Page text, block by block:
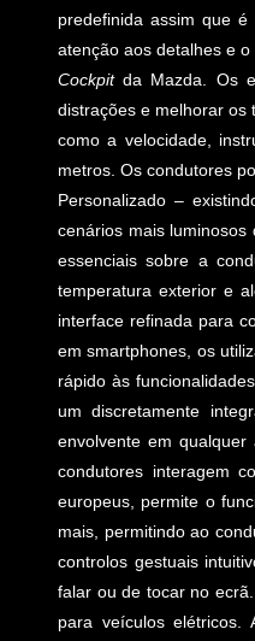
predefinida assim que
atenção aos detalhes e
Cockpitda Mazda. Os
distrações e melhorar
como a velocidade,
metros. Os condutores
Personalizado –
cenários mais
essenciais sobre a
temperatura exterior e
interface refinada para
em smartphones, os
rápido às
um discretamente
envolvente em
condutores interagem
europeus, permite o
mais, permitindo ao
controlos gestuais
falar ou de tocar no
para veículos